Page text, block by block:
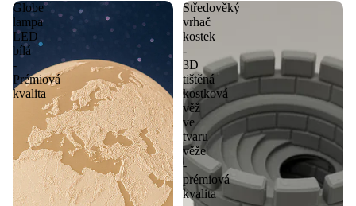
Globe
lampa
LED
bílá
-
Prémiová
kvalita
Středověký
vrhač
kostek
-
3D
tištěná
kostková
věž
ve
tvaru
věže
-
prémiová
kvalita